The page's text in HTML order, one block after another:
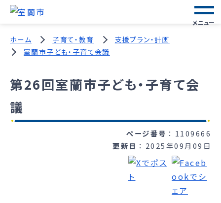
メニュー
ホーム 子育て・教育
支援プラン・計画
室蘭市子ども・子育て会議
第26回室蘭市子ども・子育て会
議
ページ番号
1109666
更新日
2025年09月09日